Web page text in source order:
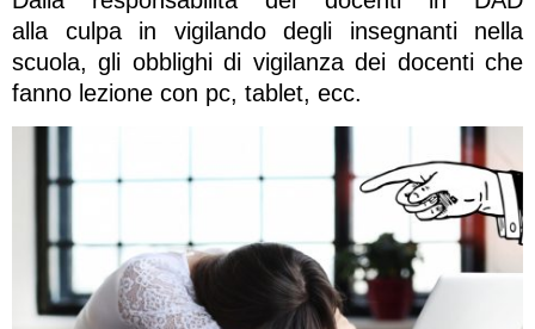
alla culpa in vigilando degli insegnanti nella
scuola, gli obblighi di vigilanza dei docenti che
fanno lezione con pc, tablet, ecc.